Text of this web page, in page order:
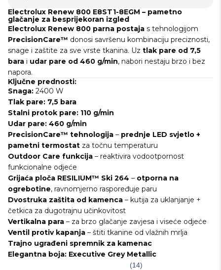
Electrolux Renew 800 E8ST1-8EGM – pametno
glačanje za besprijekoran izgled
Electrolux Renew 800 parna postaja s tehnologijom
PrecisionCare™ donosi savršenu kombinaciju preciznosti,
snage i zaštite za sve vrste tkanina. Uz tlak pare od 7,5
bara i udar pare od 460 g/min, nabori nestaju brzo i bez
napora.
Ključne prednosti:
Snaga: 2400 W
Tlak pare: 7,5 bara
Stalni protok pare: 110 g/min
Udar pare: 460 g/min
PrecisionCare™ tehnologija – prednje LED svjetlo +
pametni termostat za točnu temperaturu
Outdoor Care funkcija – reaktivira vodootpornost
funkcionalne odjeće
Grijaća ploča RESILIUM™ Ski 264 – otporna na
ogrebotine, ravnomjerno raspoređuje paru
Dvostruka zaštita od kamenca – kutija za uklanjanje +
četkica za dugotrajnu učinkovitost
Vertikalna para – za brzo glačanje zavjesa i viseće odjeće
Ventil protiv kapanja – štiti tkanine od vlažnih mrlja
Trajno ugrađeni spremnik za kamenac
Elegantna boja: Executive Grey Metallic
(14)